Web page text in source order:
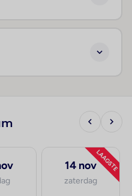
LAAGSTE
14 nov
zaterdag